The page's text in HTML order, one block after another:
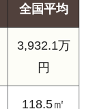
全国平均
3,932.1万
円
118.5㎡